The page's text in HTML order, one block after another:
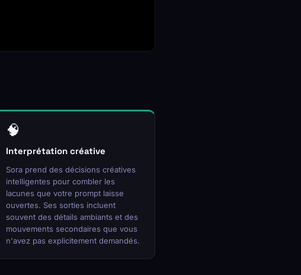
🧠
Interprétation créative
Sora prend des décisions créatives
intelligentes pour combler les
lacunes que votre prompt laisse
ouvertes. Ses sorties incluent
souvent des détails ambiants et des
mouvements secondaires que vous
n'avez pas explicitement demandés.